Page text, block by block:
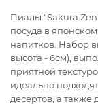
Пиалы "Sakura
посуда в
напитков. Набор
высота - 6см),
приятной
идеально
десертов, а также